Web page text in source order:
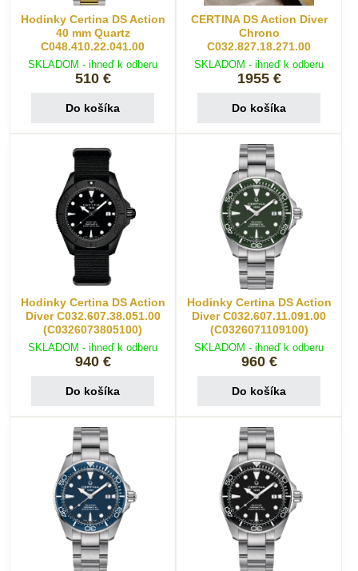
Hodinky Certina DS Action
40 mm Quartz
C048.410.22.041.00
SKLADOM - ihneď k odberu
510 €
Do košíka
CERTINA DS Action Diver
Chrono
C032.827.18.271.00
SKLADOM - ihneď k odberu
1955 €
Do košíka
Hodinky Certina DS Action
Diver C032.607.38.051.00
(C0326073805100)
SKLADOM - ihneď k odberu
940 €
Do košíka
Hodinky Certina DS Action
Diver C032.607.11.091.00
(C0326071109100)
SKLADOM - ihneď k odberu
960 €
Do košíka